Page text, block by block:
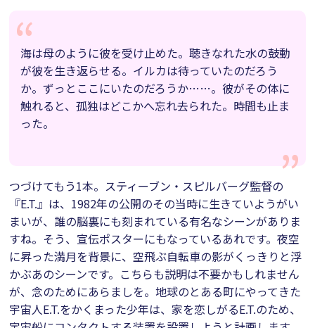
海は母のように彼を受け止めた。聴きなれた水の鼓動
が彼を生き返らせる。イルカは待っていたのだろう
か。ずっとここにいたのだろうか……。彼がその体に
触れると、孤独はどこかへ忘れ去られた。時間も止ま
った。
つづけてもう1本。スティーブン・スピルバーグ監督の
『E.T.』は、1982年の公開のその当時に生きていようがい
まいが、誰の脳裏にも刻まれている有名なシーンがありま
すね。そう、宣伝ポスターにもなっているあれです。夜空
に昇った満月を背景に、空飛ぶ自転車の影がくっきりと浮
かぶあのシーンです。こちらも説明は不要かもしれません
が、念のためにあらましを。地球のとある町にやってきた
宇宙人E.T.をかくまった少年は、家を恋しがるE.T.のため、